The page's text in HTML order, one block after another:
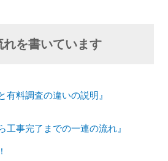
を書いています
有料調査の違いの説明』
工事完了までの一連の流れ』